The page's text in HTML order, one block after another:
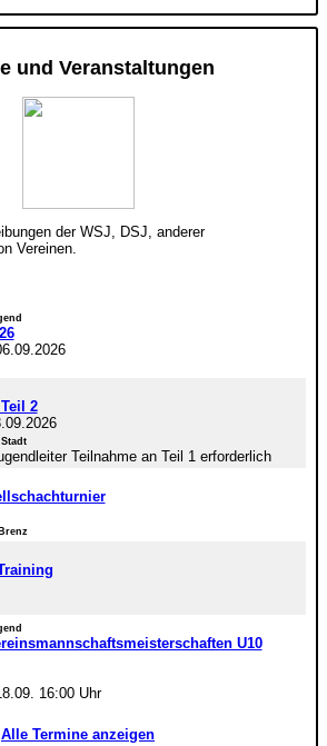
und Veranstaltungen
der WSJ, DSJ, anderer
Vereinen.
2
Teilnahme an Teil 1 erforderlich
U10
16:00 Uhr
Alle Termine anzeigen